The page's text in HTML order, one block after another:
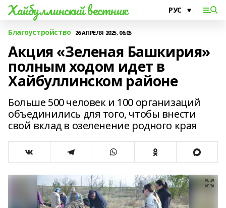
Хайбуллинский вестник
Благоустройство 26 АПРЕЛЯ 2025, 06:05
Акция «Зеленая Башкирия»
полным ходом идет в
Хайбуллинском районе
Больше 500 человек и 100 организаций
объединились для того, чтобы внести
свой вклад в озеленение родного края